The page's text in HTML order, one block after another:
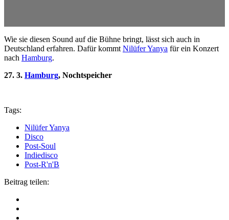
Wie sie diesen Sound auf die Bühne bringt, lässt sich auch in
Deutschland erfahren. Dafür kommt Nilüfer Yanya für ein Konzert
nach Hamburg.
27. 3. Hamburg, Nochtspeicher
Tags:
Nilüfer Yanya
Disco
Post-Soul
Indiedisco
Post-R'n'B
Beitrag teilen: